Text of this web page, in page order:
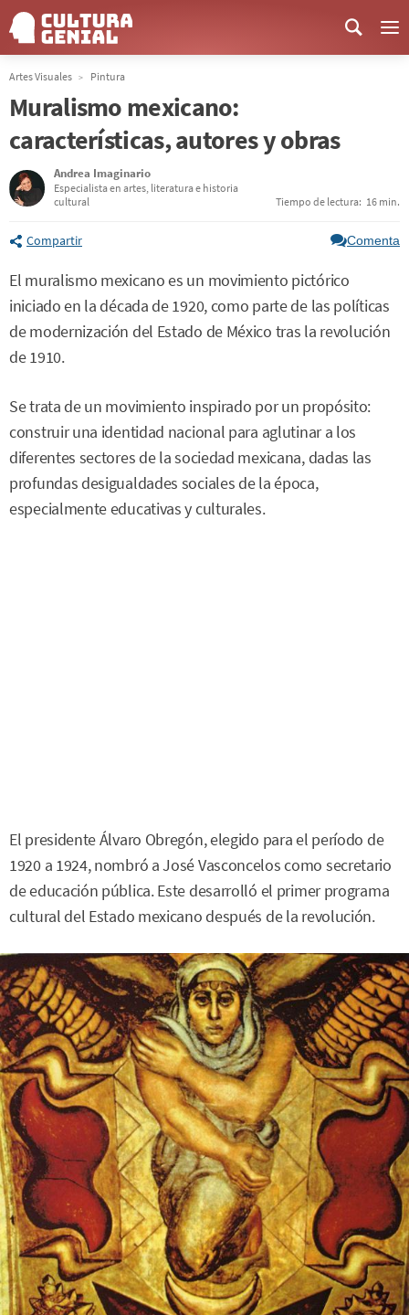
Artes Visuales Pintura
Muralismo mexicano:
características, autores y obras
Andrea Imaginario
Especialista en artes, literatura e historia
cultural
Tiempo de lectura: 16 min.
Compartir Comenta
El muralismo mexicano es un movimiento pictórico
iniciado en la década de 1920, como parte de las políticas
de modernización del Estado de México tras la revolución
de 1910.
Se trata de un movimiento inspirado por un propósito:
construir una identidad nacional para aglutinar a los
diferentes sectores de la sociedad mexicana, dadas las
profundas desigualdades sociales de la época,
especialmente educativas y culturales.
El presidente Álvaro Obregón, elegido para el período de
1920 a 1924, nombró a José Vasconcelos como secretario
de educación pública. Este desarrolló el primer programa
cultural del Estado mexicano después de la revolución.